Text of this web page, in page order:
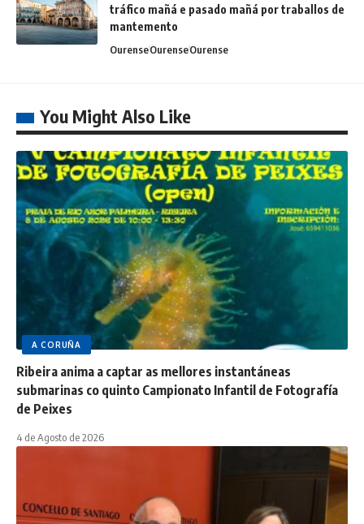
tráfico mañá e pasado mañá por traballos de
mantemento
OurenseOurenseOurense
You Might Also Like
A CORUÑA
Ribeira anima a captar as mellores instantáneas
submarinas co quinto Campionato Infantil de Fotografía
de Peixes
4 de Agosto de 2026